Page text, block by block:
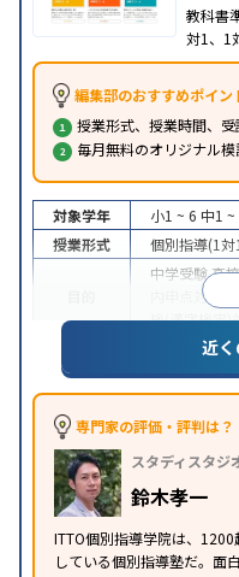
教科書
対1、1
編集部のおすすめポイン
授業形式、授業時間、
毎月無料のオリジナル
対象学年 小1 ~ 6 中1 ~
授業形式
個別指導(1対
中学受験高
内申点対策
検(漢字検定)
1科目から受
※2023年3月調査。小学校高学
近
専門家の評価・評判は？
スタディスタジ
鈴木孝一
ITTO個別指導学院は、
している個別指導塾だ。面